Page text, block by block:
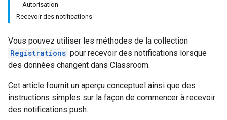
Autorisation
Recevoir des notifications
Vous pouvez utiliser les méthodes de la collection
Registrations pour recevoir des notifications lorsque
des données changent dans Classroom.
Cet article fournit un aperçu conceptuel ainsi que des
instructions simples sur la façon de commencer à recevoir
des notifications push.